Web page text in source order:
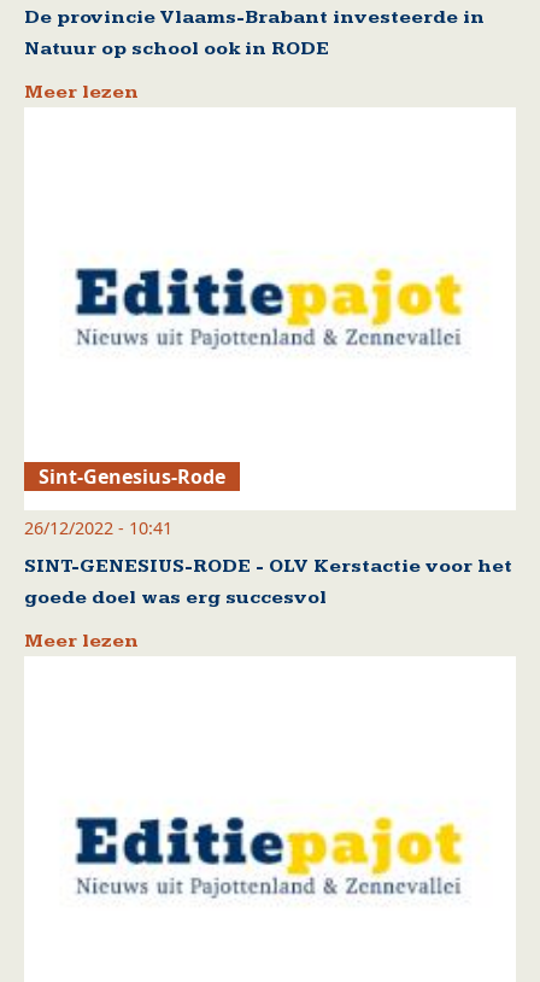
De provincie Vlaams-Brabant investeerde in
Natuur op school ook in RODE
Meer lezen
Sint-Genesius-Rode
26/12/2022 - 10:41
SINT-GENESIUS-RODE - OLV Kerstactie voor het
goede doel was erg succesvol
Meer lezen